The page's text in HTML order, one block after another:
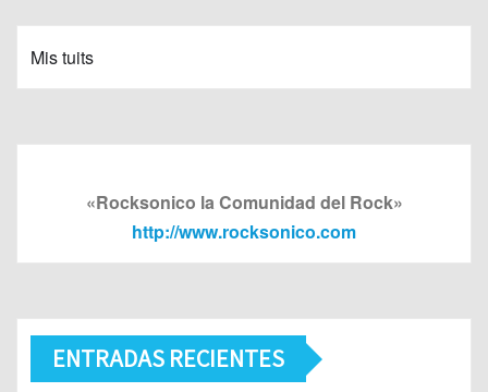
Mis tuits
«Rocksonico la Comunidad del Rock»
http://www.rocksonico.com
ENTRADAS RECIENTES